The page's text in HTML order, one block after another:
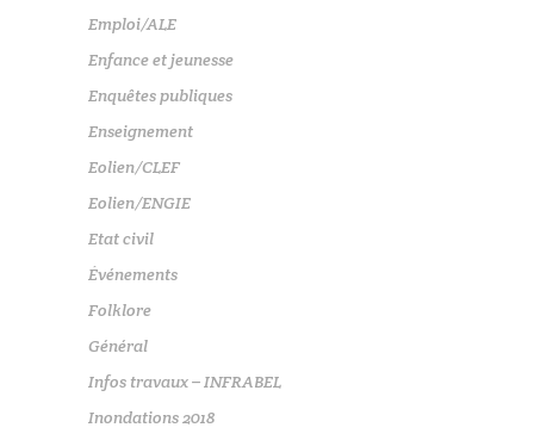
Emploi/ALE
Enfance et jeunesse
Enquêtes publiques
Enseignement
Eolien/CLEF
Eolien/ENGIE
Etat civil
Événements
Folklore
Général
Infos travaux – INFRABEL
Inondations 2018